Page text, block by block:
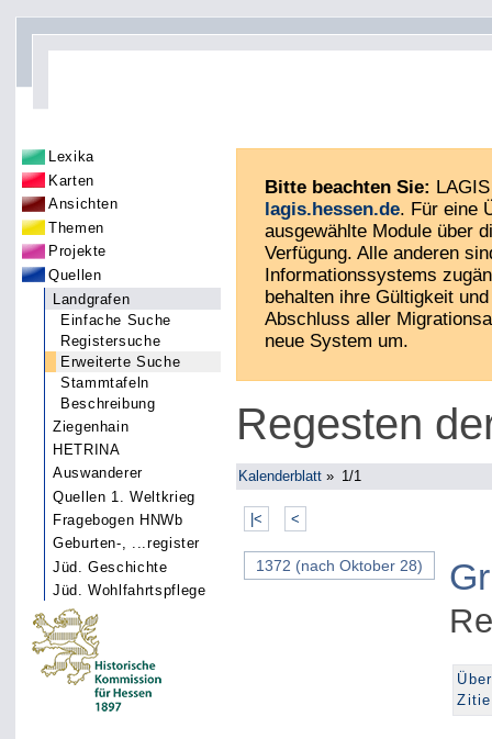
Lexika
Karten
Ansichten
Themen
Projekte
Quellen
Landgrafen
Einfache Suche
Registersuche
Erweiterte Suche
Stammtafeln
Beschreibung
Ziegenhain
HETRINA
Auswanderer
Quellen 1. Weltkrieg
Fragebogen HNWb
Geburten-, ...register
Jüd. Geschichte
Jüd. Wohlfahrtspflege
Bitte beachten Sie:
lagis.hessen.de. Für eine
ausgewählte Module über
Verfügung. Alle anderen
Informationssystems
behalten ihre Gültigkeit
Abschluss aller
neue System um.
Regesten
Kalenderblatt » 1/1
|< <
1372 (nach Oktober 28)